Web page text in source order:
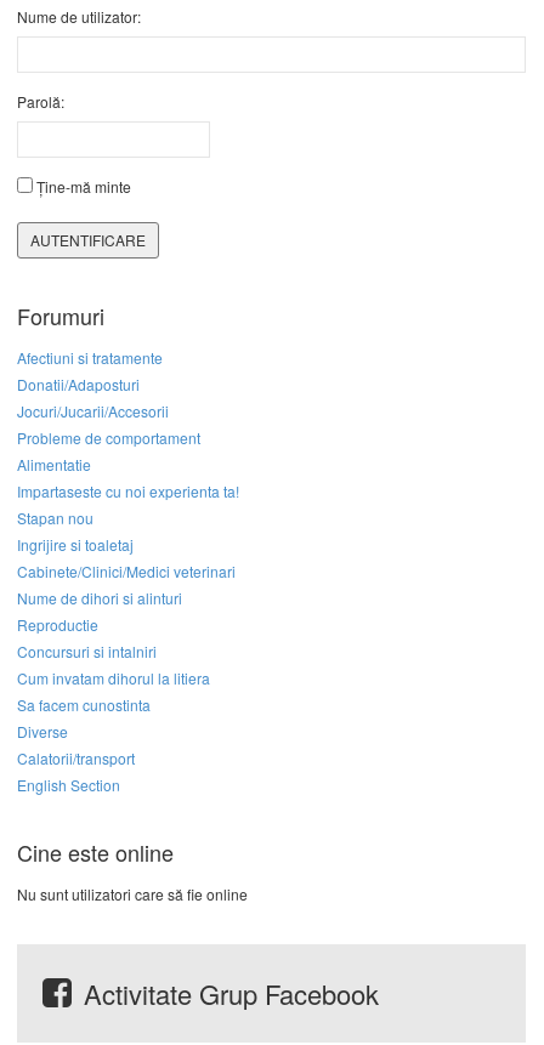
Nume de utilizator:
Parolă:
Ține-mă minte
AUTENTIFICARE
Forumuri
Afectiuni si tratamente
Donatii/Adaposturi
Jocuri/Jucarii/Accesorii
Probleme de comportament
Alimentatie
Impartaseste cu noi experienta ta!
Stapan nou
Ingrijire si toaletaj
Cabinete/Clinici/Medici veterinari
Nume de dihori si alinturi
Reproductie
Concursuri si intalniri
Cum invatam dihorul la litiera
Sa facem cunostinta
Diverse
Calatorii/transport
English Section
Cine este online
Nu sunt utilizatori care să fie online
Activitate Grup Facebook